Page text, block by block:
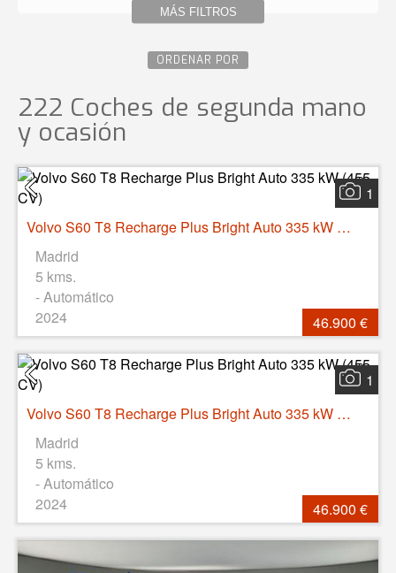
MÁS FILTROS
ORDENAR POR
222 Coches de segunda mano
y ocasión
1
Volvo S60 T8 Recharge Plus Bright Auto 335 kW (455 CV)
Madrid
5 kms.
- Automático
2024
46.900 €
1
Volvo S60 T8 Recharge Plus Bright Auto 335 kW (455 CV)
Madrid
5 kms.
- Automático
2024
46.900 €